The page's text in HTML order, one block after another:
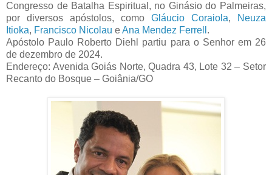
Congresso de Batalha Espiritual, no Ginásio do Palmeiras,
por diversos apóstolos, como Gláucio Coraiola,
Neuza
Itioka, Francisco Nicolau eAna Mendez Ferrell .
Apóstolo Paulo Roberto Diehl partiu para o Senhor em 26
de dezembro de 2024.
Endereço: Avenida Goiás Norte, Quadra 43, Lote 32 – Setor
Recanto do Bosque – Goiânia/GO